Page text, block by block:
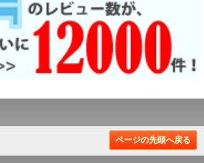
ページの先頭へ戻る